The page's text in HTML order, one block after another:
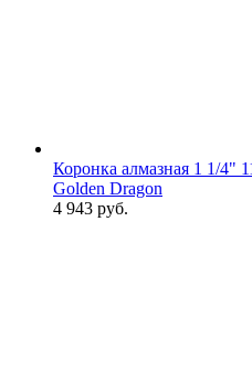
Коронка алмазная 1 1/4"
Golden Dragon
4 943 руб.